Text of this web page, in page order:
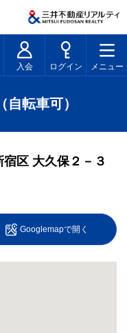
入会 ログイン メニュー
転車可）
宿区 大久保２－３
Googlemapで開く